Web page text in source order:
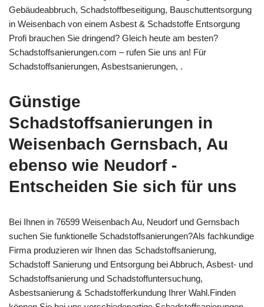
Gebäudeabbruch, Schadstoffbeseitigung, Bauschuttentsorgung
in Weisenbach von einem Asbest & Schadstoffe Entsorgung
Profi brauchen Sie dringend? Gleich heute am besten?
Schadstoffsanierungen.com – rufen Sie uns an! Für
Schadstoffsanierungen, Asbestsanierungen, .
Günstige
Schadstoffsanierungen in
Weisenbach Gernsbach, Au
ebenso wie Neudorf -
Entscheiden Sie sich für uns
Bei Ihnen in 76599 Weisenbach Au, Neudorf und Gernsbach
suchen Sie funktionelle Schadstoffsanierungen?Als fachkundige
Firma produzieren wir Ihnen das Schadstoffsanierung,
Schadstoff Sanierung und Entsorgung bei Abbruch, Asbest- und
Schadstoffsanierung und Schadstoffuntersuchung,
Asbestsanierung & Schadstofferkundung Ihrer Wahl.Finden